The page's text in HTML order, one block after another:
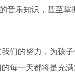
音乐知识，甚至
们的努力，为孩
每一天都将是充满